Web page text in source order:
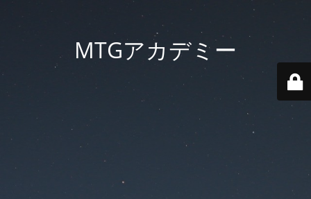
MTGアカデミー